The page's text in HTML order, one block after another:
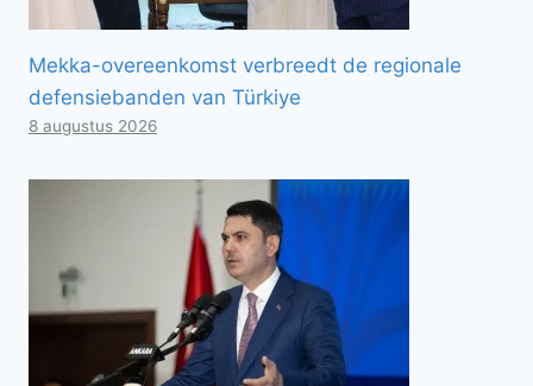
Mekka-overeenkomst verbreedt de regionale
defensiebanden van Türkiye
8 augustus 2026